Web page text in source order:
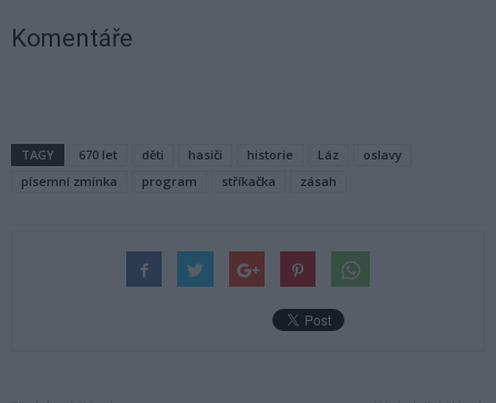
Komentáře
TAGY 670 let děti hasiči historie Láz
oslavy
písemní zmínka
program stříkačka zásah